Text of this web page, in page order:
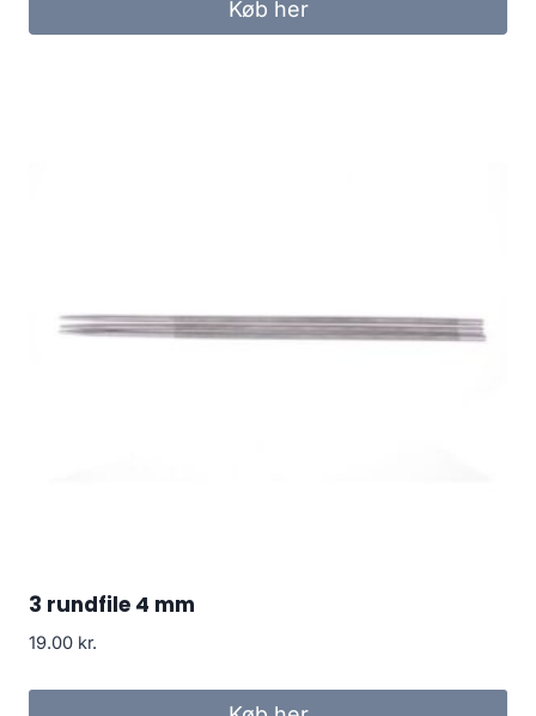
Køb her
3 rundfile 4 mm
19.00 kr.